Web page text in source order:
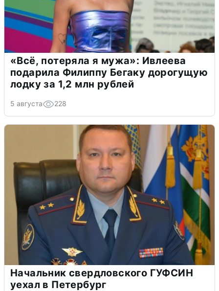
«Всё, потеряла я мужа»: Ивлеева
подарила Филиппу Бегаку дорогущую
лодку за 1,2 млн рублей
5 августа 228
Начальник свердловского ГУФСИН
уехал в Петербург